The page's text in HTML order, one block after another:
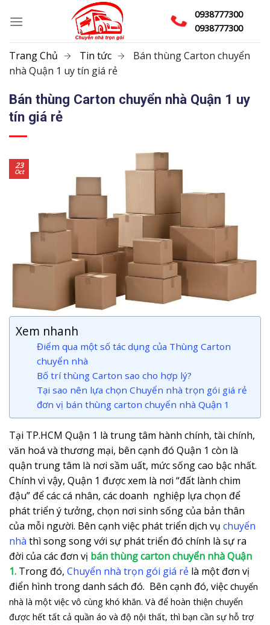
0938777300
0938777300
Trang Chủ Tin tức
Bán thùng Carton chuyển
nhà Quận 1 uy tín giá rẻ
Bán thùng Carton chuyển nhà Quận 1 uy
tín giá rẻ
23
Oct
Xem nhanh
Điểm qua một số tác dụng của Thùng Carton
chuyển nhà
Bố trí thùng Carton sao cho hợp lý?
Tại sao nên lựa chọn Chuyển nhà trọn gói giá rẻ
đơn vị bán thùng carton chuyển nhà Quận 1
Tại TP.HCM Quận 1 là trung tâm hành chính, tài chính,
văn hoá và thương mại, bên cạnh đó Quận 1 còn là
quận trung tâm là nơi sầm uất, mức sống cao bậc nhất.
Chính vì vậy, Quận 1 được xem là nơi “đất lành chim
đậu” để các cá nhân, các doanh nghiệp lựa chọn để
phát triển ý tưởng, chọn nơi sinh sống của bản thân
của mỗi người. Bên cạnh việc phát triển dịch vụ chuyển
nhà thì song song với sự phát triển đó chính là sự ra
đời của các đơn vị bán thùng carton chuyển nhà Quận
1. Trong đó, Chuyển nhà trọn gói giá rẻ là một đơn vị
điển hình trong danh sách đó. Bên cạnh đó, việc chuyển
nhà là một việc vô cùng khó khăn. Và để hoàn thiện chuyển
được hết tất cả quần áo và độ nội thất, thì bạn cần sự hỗ trợ